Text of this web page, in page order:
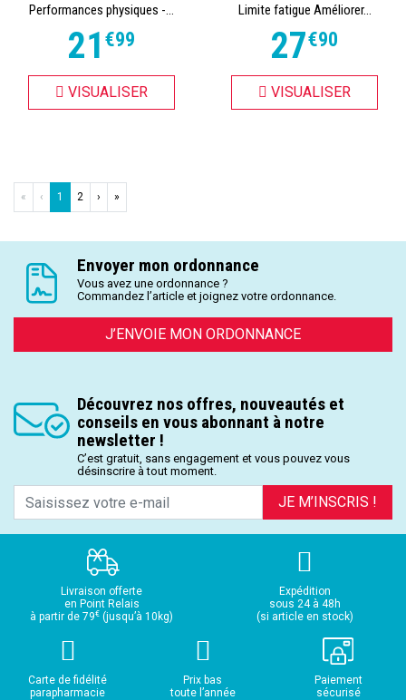
Performances physiques -...
21 €99
VISUALISER
Limite fatigue Améliorer...
27€90
VISUALISER
« ‹ 1 2 › »
Envoyer mon ordonnance
Vous avez une ordonnance ?
Commandez l’article et joignez votre ordonnance.
J’ENVOIE MON ORDONNANCE
Découvrez nos offres, nouveautés et
conseils en vous abonnant à notre
newsletter !
C’est gratuit, sans engagement et vous pouvez vous
désinscrire à tout moment.
JE M’INSCRIS !
Livraison offerte
en Point Relais
à partir de 79€ (jusqu’à 10kg)
Expédition
sous 24 à 48h
(si article en stock)
Carte de fidélité
parapharmacie
Prix bas
toute l’année
Paiement
sécurisé